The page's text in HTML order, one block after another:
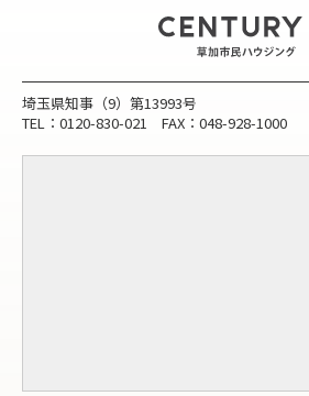
埼玉県知事（9）第13993号
TEL：0120-830-021 FAX：048-928-1000